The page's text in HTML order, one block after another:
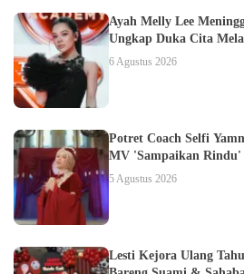
Ayah Melly Lee
Ungkap Duka Cita
6 Agustus 2026
Potret Coach Selfi
MV 'Sampaikan Rindu'
5 Agustus 2026
Lesti Kejora Ulang